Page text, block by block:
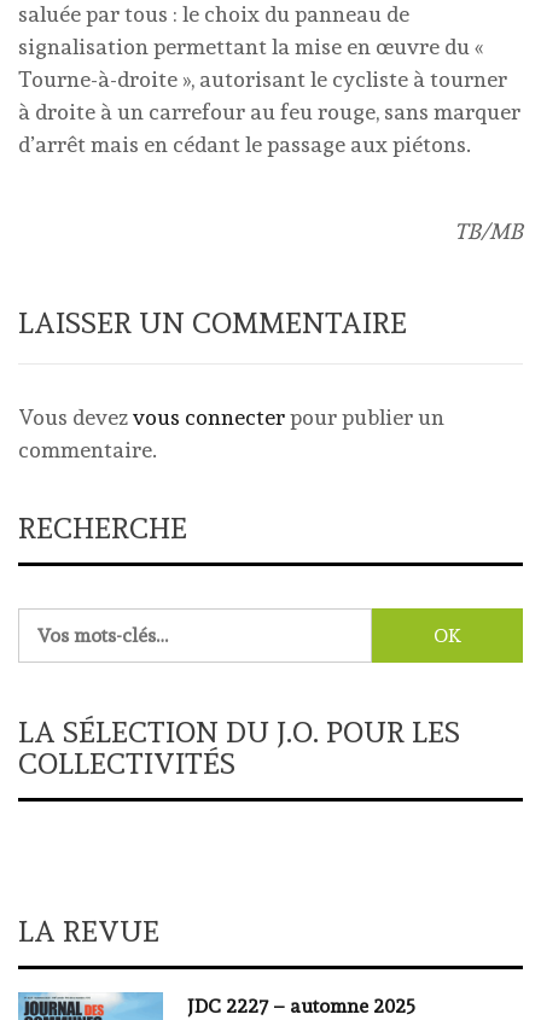
saluée par tous : le choix du panneau de
signalisation permettant la mise en œuvre du «
Tourne-à-droite », autorisant le cycliste à tourner
à droite à un carrefour au feu rouge, sans marquer
d’arrêt mais en cédant le passage aux piétons.
TB/MB
LAISSER UN COMMENTAIRE
Vous devezvous connecterpour publier un
commentaire.
RECHERCHE
LA SÉLECTION DU J.O. POUR LES
COLLECTIVITÉS
LA REVUE
JDC 2227 – automne 2025